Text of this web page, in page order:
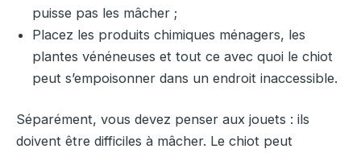
puisse pas les mâcher ;
Placez les produits chimiques ménagers, les
plantes vénéneuses et tout ce avec quoi le chiot
peut s’empoisonner dans un endroit inaccessible.
Séparément, vous devez penser aux jouets : ils
doivent être difficiles à mâcher. Le chiot peut